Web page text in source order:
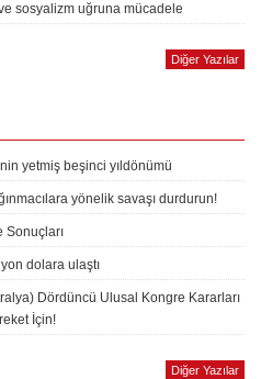
sosyalizm uğruna mücadele
Diğer Yazılar
yetmiş beşinci yıldönümü
yönelik savaşı durdurun!
Sonuçları
dolara ulaştı
Dördüncü Ulusal Kongre Kararları
İçin!
Diğer Yazılar